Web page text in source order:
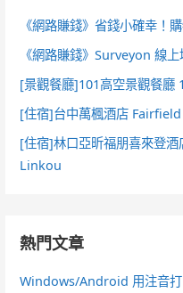
《網路賺錢》省錢小確幸！
《網路賺錢》Surveyon 線
[景觀餐廳]101高空景觀餐廳
[住宿]台中萬楓酒店
[住宿]林口亞昕福朋喜來登
Linkou
熱門文章
Windows/Android 用注音